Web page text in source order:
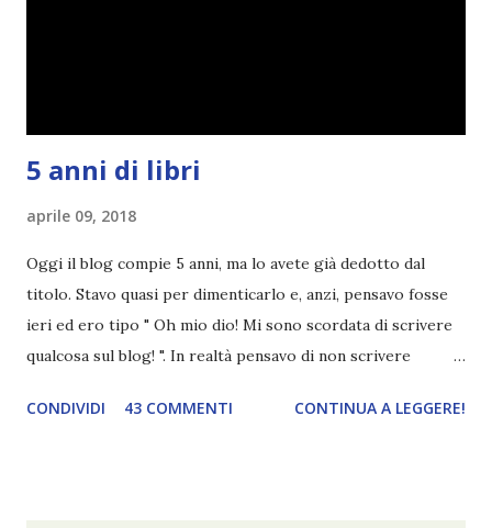
5 anni di libri
aprile 09, 2018
Oggi il blog compie 5 anni, ma lo avete già dedotto dal
titolo. Stavo quasi per dimenticarlo e, anzi, pensavo fosse
ieri ed ero tipo " Oh mio dio! Mi sono scordata di scrivere
qualcosa sul blog! ". In realtà pensavo di non scrivere
diventando un po' come i miei compleanni. Semplicemente
CONDIVIDI 43 COMMENTI CONTINUA A LEGGERE!